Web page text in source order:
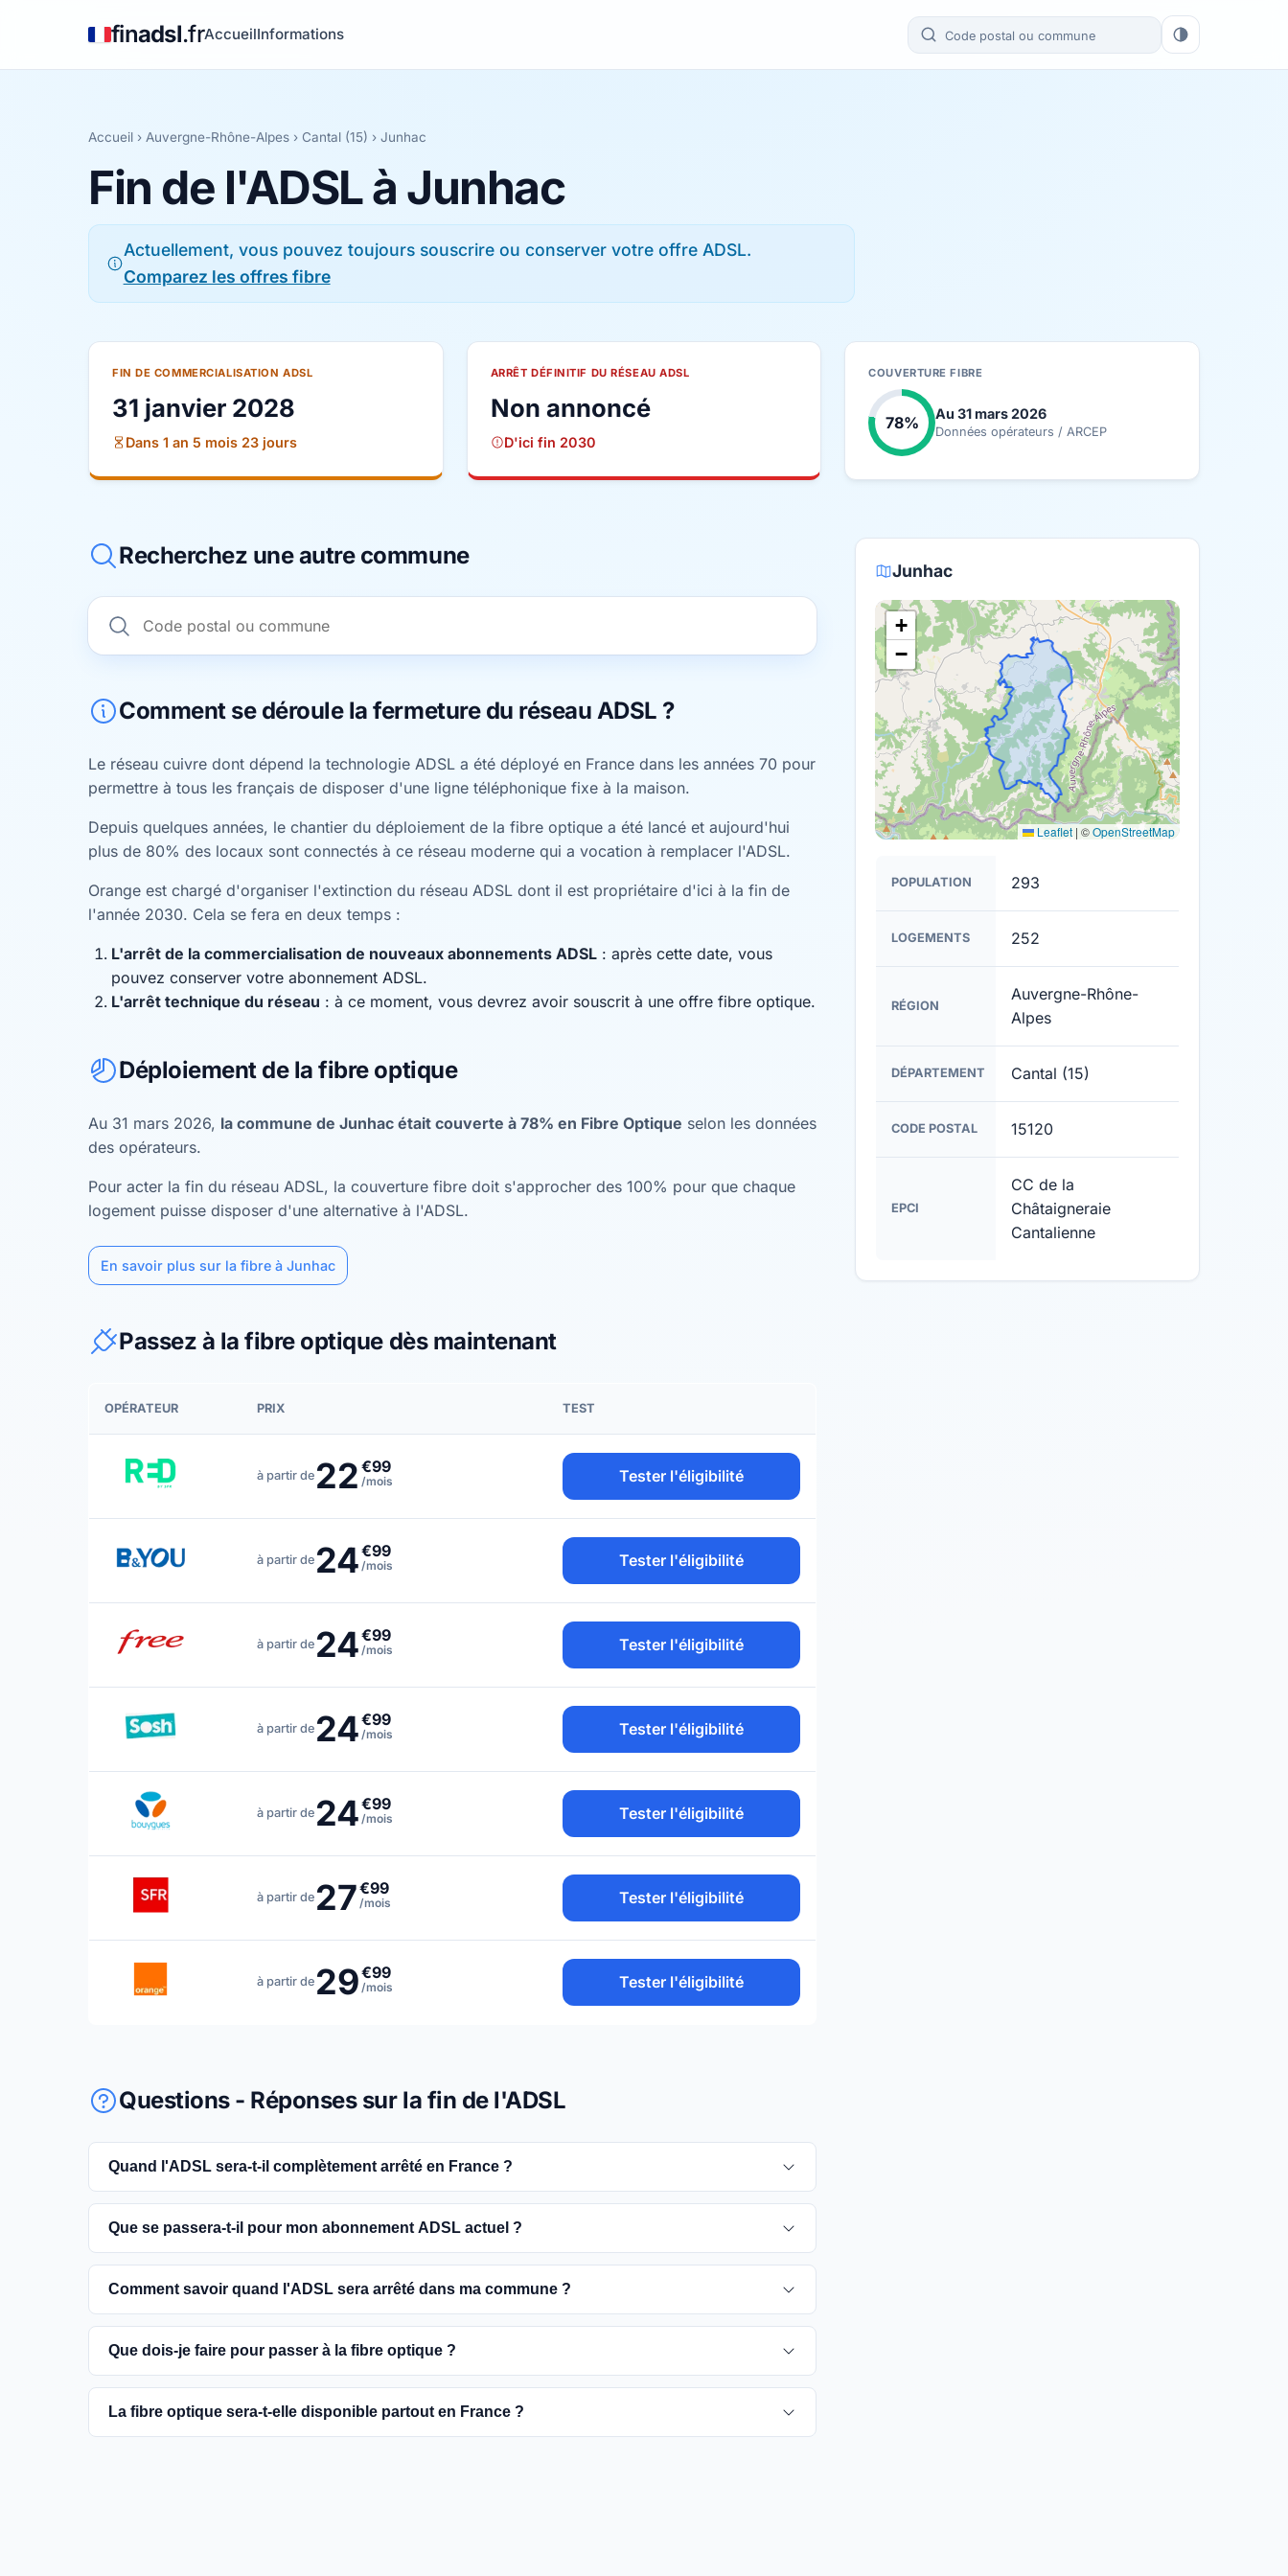
finadsl.frAccueilInformations
Accueil › Auvergne-Rhône-Alpes › Cantal (15) › Junhac
Fin de l'ADSL à Junhac
Actuellement, vous pouvez toujours souscrire ou conserver votre offre ADSL.
Comparez les offres fibre
FIN DE COMMERCIALISATION ADSL
31 janvier 2028
Dans 1 an 5 mois 23 jours
ARRÊT DÉFINITIF DU RÉSEAU ADSL
Non annoncé
D'ici fin 2030
COUVERTURE FIBRE
78% Au 31 mars 2026
Données opérateurs / ARCEP
Recherchez une autre commune
Comment se déroule la fermeture du réseau ADSL ?
Le réseau cuivre dont dépend la technologie ADSL a été déployé en France dans les années 70 pour
permettre à tous les français de disposer d'une ligne téléphonique fixe à la maison.
Depuis quelques années, le chantier du déploiement de la fibre optique a été lancé et aujourd'hui
plus de 80% des locaux sont connectés à ce réseau moderne qui a vocation à remplacer l'ADSL.
Orange est chargé d'organiser l'extinction du réseau ADSL dont il est propriétaire d'ici à la fin de
l'année 2030. Cela se fera en deux temps :
L'arrêt de la commercialisation de nouveaux abonnements ADSL : après cette date, vous
pouvez conserver votre abonnement ADSL.
L'arrêt technique du réseau : à ce moment, vous devrez avoir souscrit à une offre fibre optique.
Déploiement de la fibre optique
Au 31 mars 2026, la commune de Junhac était couverte à 78% en Fibre Optique selon les données
des opérateurs.
Pour acter la fin du réseau ADSL, la couverture fibre doit s'approcher des 100% pour que chaque
logement puisse disposer d'une alternative à l'ADSL.
En savoir plus sur la fibre à Junhac
Passez à la fibre optique dès maintenant
OPÉRATEUR PRIX TEST
à partir de 22 €99
/mois Tester l'éligibilité
à partir de 24€99
/mois Tester l'éligibilité
à partir de 24€99
/mois Tester l'éligibilité
à partir de 24€99
/mois Tester l'éligibilité
à partir de 24€99
/mois Tester l'éligibilité
à partir de 27€99
/mois Tester l'éligibilité
à partir de 29€99
/mois Tester l'éligibilité
Questions - Réponses sur la fin de l'ADSL
Quand l'ADSL sera-t-il complètement arrêté en France ?
L'extinction complète du réseau ADSL est prévue pour 2030. D'ici là, les utilisateurs sont
encouragés à basculer vers des connexions fibre optique, plus rapides et fiables.
Que se passera-t-il pour mon abonnement ADSL actuel ?
Vous pouvez continuer à utiliser votre abonnement ADSL jusqu'à la date de fermeture du réseau
dans votre commune. Cependant, il est conseillé de passer à la fibre optique dès que possible pour
une meilleure qualité de service.
Comment savoir quand l'ADSL sera arrêté dans ma commune ?
Les dates précises de fermeture de l'ADSL varient selon les communes. Vous pouvez trouver ces
informations sur notre site en recherchant votre commune spécifique.
Que dois-je faire pour passer à la fibre optique ?
Contactez votre fournisseur d'accès à Internet pour vérifier la disponibilité de la fibre dans votre
région et planifier l'installation. La plupart des fournisseurs proposent des offres de migration vers
La fibre optique sera-t-elle disponible partout en France ?
Junhac
+
−
Leaflet | ©OpenStreetMap
POPULATION 293
LOGEMENTS 252
RÉGION
Auvergne-Rhône-
Alpes
DÉPARTEMENT Cantal (15)
CODE POSTAL 15120
EPCI
CC de la
Châtaigneraie
Cantalienne